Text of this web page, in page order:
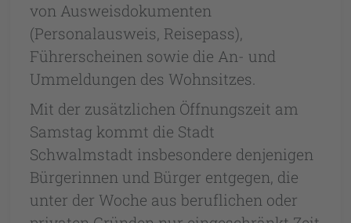
von Ausweisdokumenten
(Personalausweis, Reisepass),
Führerscheinen sowie die An- und
Ummeldungen des Wohnsitzes.
Mit der zusätzlichen Öffnungszeit am
Samstag kommt die Stadt
Schwalmstadt insbesondere denjenigen
Bürgerinnen und Bürger entgegen, die
unter der Woche aus beruflichen oder